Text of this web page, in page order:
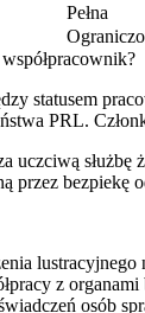
Pełna
statusem
PRL.
uczciwą
przez
z
osób